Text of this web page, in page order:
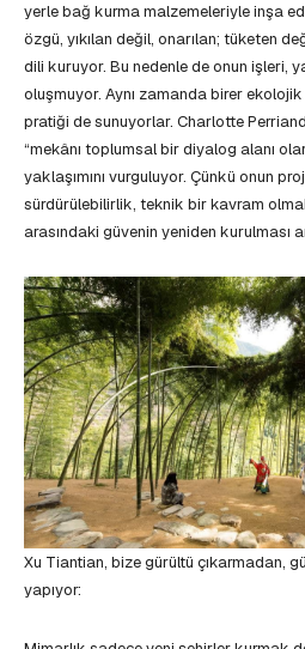
yerle bağ kurma malzemeleriyle inşa
özgü, yıkılan değil, onarılan; tüketen
dili kuruyor. Bu nedenle de onun işleri,
oluşmuyor. Aynı zamanda birer
pratiği de sunuyorlar. Charlotte
“mekânı toplumsal bir diyalog alanı
yaklaşımını vurguluyor. Çünkü onun
sürdürülebilirlik, teknik bir kavram
arasındaki güvenin yeniden kurulması
Xu Tiantian, bize gürültü çıkarmadan,
yapıyor: